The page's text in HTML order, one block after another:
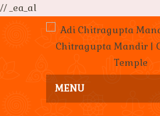
// _ea_al
MENU